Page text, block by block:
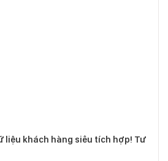
liệu khách hàng siêu tích hợp! Tư